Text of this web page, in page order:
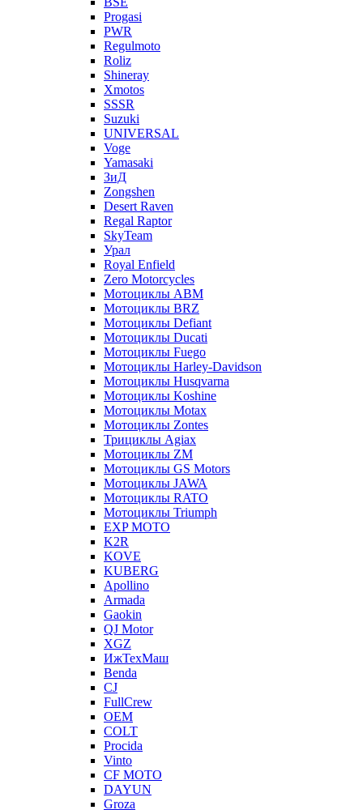
Progasi
PWR
Regulmoto
Roliz
Shineray
Xmotos
SSSR
Suzuki
UNIVERSAL
Voge
Yamasaki
ЗиД
Zongshen
Desert Raven
Regal Raptor
SkyTeam
Урал
Royal Enfield
Zero Motorcycles
Мотоциклы ABM
Мотоциклы BRZ
Мотоциклы Defiant
Мотоциклы Ducati
Мотоциклы Fuego
Мотоциклы Harley-Davidson
Мотоциклы Husqvarna
Мотоциклы Koshine
Мотоциклы Motax
Мотоциклы Zontes
Трициклы Agiax
Мотоциклы ZM
Мотоциклы GS Motors
Мотоциклы JAWA
Мотоциклы RATO
Мотоциклы Triumph
EXP MOTO
K2R
KOVE
KUBERG
Apollino
Armada
Gaokin
QJ Motor
XGZ
ИжТехМаш
Benda
CJ
FullCrew
OEM
COLT
Procida
Vinto
CF MOTO
DAYUN
Groza